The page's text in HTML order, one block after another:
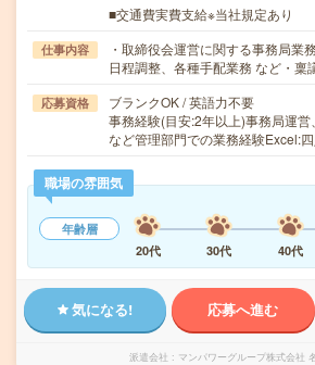
■交通費実費支給※当社規定あり
仕事内容
・取締役会運営に関する事務局業
日程調整、各種手配業務 など・
応募資格
ブランクOK / 英語力不要
事務経験(目安:2年以上)事務局運
など管理部門での業務経験Excel:
職場の雰囲気
年齢層
20代
30代 40代
気になる! 応募へ進む
派遣会社 マンパワーグループ株式会社